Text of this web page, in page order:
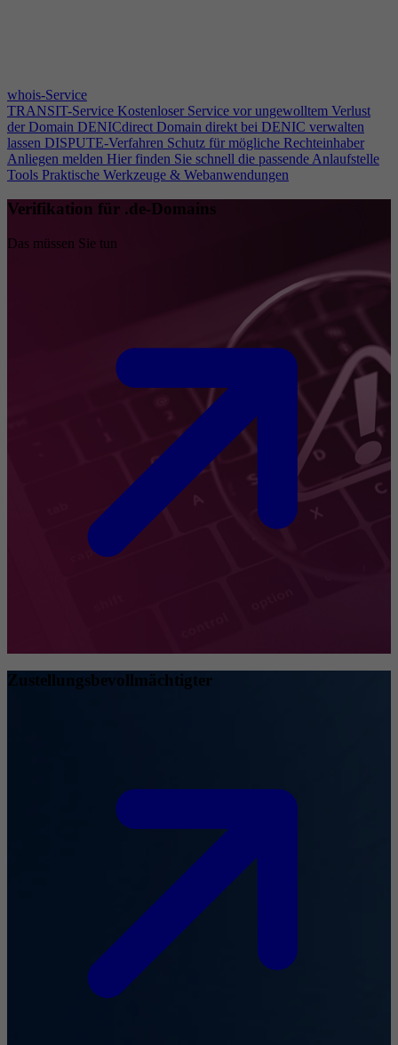
whois-Service
TRANSIT-Service Kostenloser Service vor ungewolltem Verlust
der Domain DENICdirect Domain direkt bei DENIC verwalten
lassen DISPUTE-Verfahren Schutz für mögliche Rechteinhaber
Anliegen melden Hier finden Sie schnell die passende Anlaufstelle
Tools Praktische Werkzeuge & Webanwendungen
Verifikation für .de-Domains
Das müssen Sie tun
Zustellungsbevollmächtigter